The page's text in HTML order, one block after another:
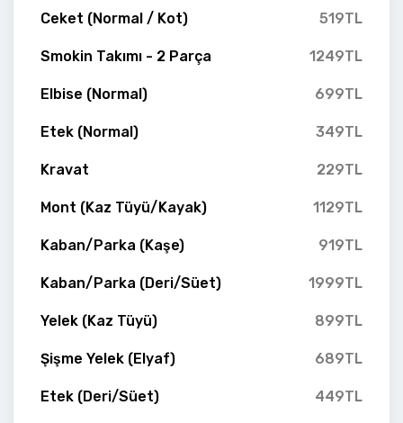
Ceket (Normal / Kot) 519TL
Smokin Takımı - 2 Parça 1249TL
Elbise (Normal) 699TL
Etek (Normal) 349TL
Kravat 229TL
Mont (Kaz Tüyü/Kayak) 1129TL
Kaban/Parka (Kaşe) 919TL
Kaban/Parka (Deri/Süet) 1999TL
Yelek (Kaz Tüyü) 899TL
Şişme Yelek (Elyaf) 689TL
Etek (Deri/Süet) 449TL